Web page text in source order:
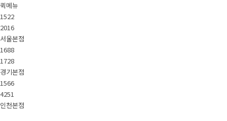
퀵메뉴
1522
2016
서울본점
1688
1728
경기본점
1566
4251
인천본점